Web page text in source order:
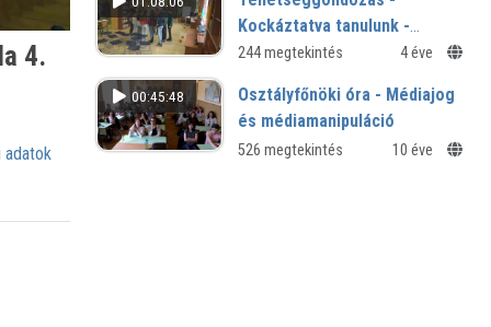
4.
adatok
Kockáztatva tanulunk -
Minősített Tehetséggondozó
244 megtekintés 4 éve
00:45:48
Osztályfőnöki óra - Médiajog
és médiamanipuláció
526 megtekintés 10 éve